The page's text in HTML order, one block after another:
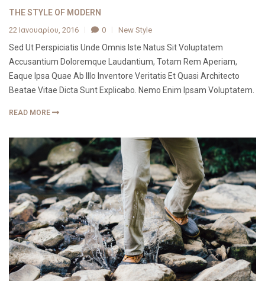
THE STYLE OF MODERN
22 Ιανουαρίου, 2016 0 New Style
Sed Ut Perspiciatis Unde Omnis Iste Natus Sit Voluptatem
Accusantium Doloremque Laudantium, Totam Rem Aperiam,
Eaque Ipsa Quae Ab Illo Inventore Veritatis Et Quasi Architecto
Beatae Vitae Dicta Sunt Explicabo. Nemo Enim Ipsam Voluptatem.
READ MORE